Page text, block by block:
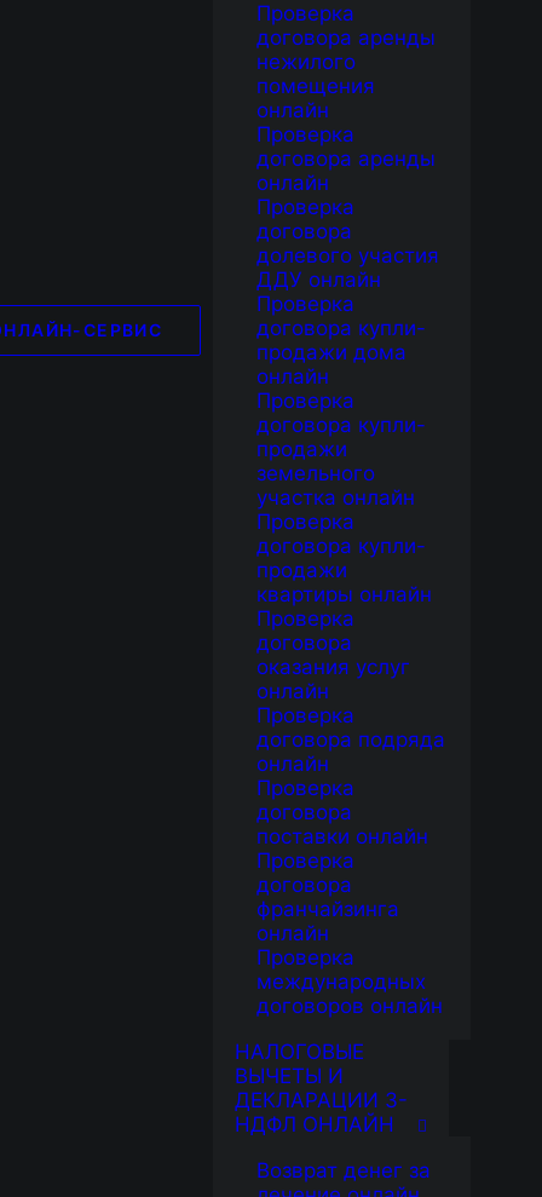
СЕРВИС
Проверка
договора аренды
нежилого
помещения
онлайн
Проверка
договора аренды
онлайн
Проверка
договора
долевого участия
ДДУ онлайн
Проверка
договора купли-
продажи дома
онлайн
Проверка
договора купли-
продажи
земельного
участка онлайн
Проверка
договора купли-
продажи
квартиры онлайн
Проверка
договора
оказания услуг
онлайн
Проверка
договора подряда
онлайн
Проверка
договора
поставки онлайн
Проверка
договора
франчайзинга
онлайн
Проверка
международных
договоров онлайн
НАЛОГОВЫЕ
ВЫЧЕТЫ И
ДЕКЛАРАЦИИ 3-
НДФЛ ОНЛАЙН
Возврат денег за